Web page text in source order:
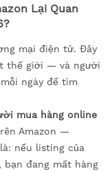
Lại Quan
mại điện tử. Đây
thế giới — và người
ngày để tìm
mua hàng online
Amazon —
nếu listing của
bạn đang mất hàng